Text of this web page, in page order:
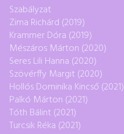
Szabályzat
Zima Richárd (2019)
Krammer Dóra (2019)
Mészáros Márton (2020)
Seres Lili Hanna (2020)
Szövérffy Margit (2020)
Hollós Dominika Kincső (2021)
Palkó Márton (2021)
Tóth Bálint (2021)
Turcsik Réka (2021)